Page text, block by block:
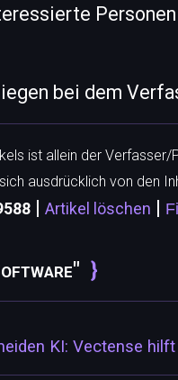
bei dem
ist allein der
ausdrücklich von den
| Artikel löschen |
KI: Vectense